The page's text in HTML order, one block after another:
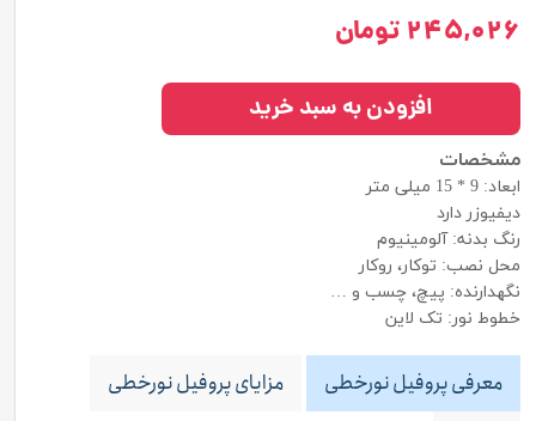
۲۴۵,۰۲۶ تومان
مشخصات
ابعاد: 9 * 15 میلی متر
دیفیوزر دارد
رنگ بدنه: آلومینیوم
محل نصب: توکار، روکار
نگهدارنده: پیچ، چسب و …
خطوط نور: تک لاین
افزودن به سبد خرید
معرفی پروفیل نورخطی
مزایای پروفیل نورخطی